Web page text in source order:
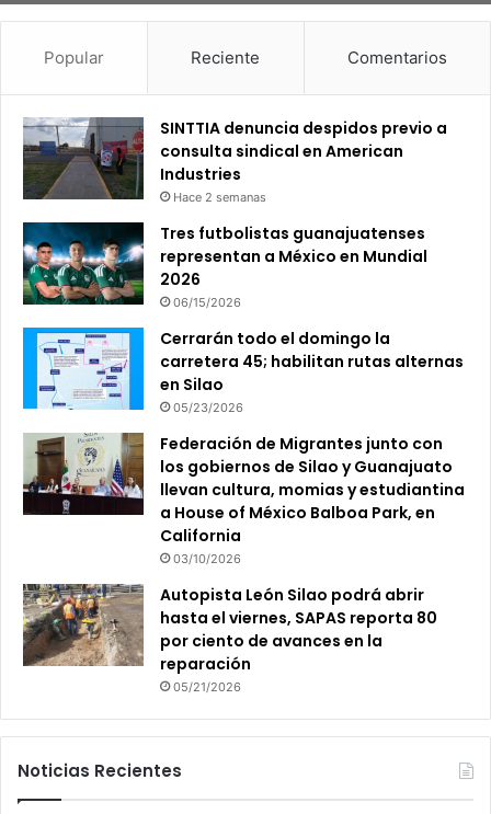
Popular Reciente Comentarios
SINTTIA denuncia despidos previo a
consulta sindical en American
Industries
Hace 2 semanas
Tres futbolistas guanajuatenses
representan a México en Mundial
2026
06/15/2026
Cerrarán todo el domingo la
carretera 45; habilitan rutas alternas
en Silao
05/23/2026
Federación de Migrantes junto con
los gobiernos de Silao y Guanajuato
llevan cultura, momias y estudiantina
a House of México Balboa Park, en
California
03/10/2026
Autopista León Silao podrá abrir
hasta el viernes, SAPAS reporta 80
por ciento de avances en la
reparación
05/21/2026
Noticias Recientes